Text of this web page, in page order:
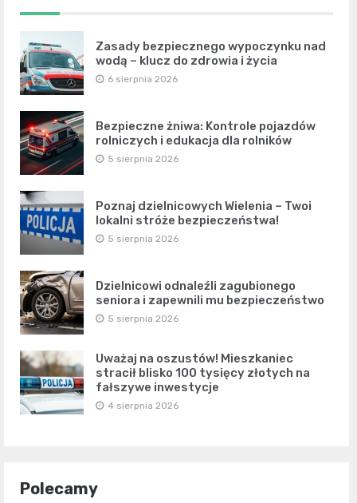
Zasady bezpiecznego wypoczynku nad
wodą – klucz do zdrowia i życia
6 sierpnia 2026
Bezpieczne żniwa: Kontrole pojazdów
rolniczych i edukacja dla rolników
5 sierpnia 2026
Poznaj dzielnicowych Wielenia – Twoi
lokalni stróże bezpieczeństwa!
5 sierpnia 2026
Dzielnicowi odnaleźli zagubionego
seniora i zapewnili mu bezpieczeństwo
5 sierpnia 2026
Uważaj na oszustów! Mieszkaniec
stracił blisko 100 tysięcy złotych na
fałszywe inwestycje
4 sierpnia 2026
Polecamy